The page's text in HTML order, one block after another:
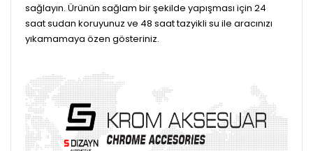
sağlayın. Ürünün sağlam bir şekilde yapışması için 24
saat sudan koruyunuz ve 48 saat tazyikli su ile aracınızı
yıkamamaya özen gösteriniz.